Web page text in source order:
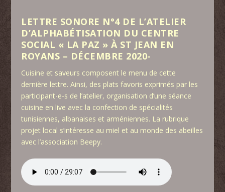
LETTRE SONORE N°4 DE L’ATELIER
D’ALPHABÉTISATION DU CENTRE
SOCIAL « LA PAZ » À ST JEAN EN
ROYANS – DÉCEMBRE 2020-
Cuisine et saveurs composent le menu de cette
dernière lettre. Ainsi, des plats favoris exprimés par les
participant-e-s de l’atelier, organisation d’une séance
cuisine en live avec la confection de spécialités
tunisiennes, albanaises et arméniennes. La rubrique
projet local s’intéresse au miel et au monde des abeilles
avec l’association Beepy.